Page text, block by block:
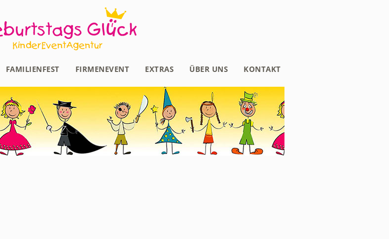
FAMILIENFEST FIRMENEVENT EXTRAS ÜBER UNS KONTAKT